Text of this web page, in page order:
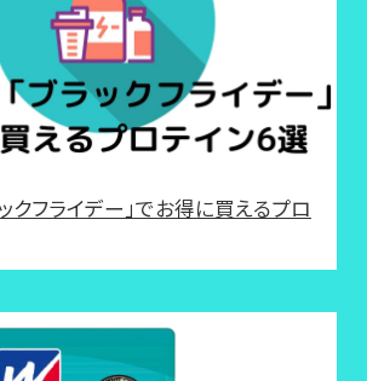
クフライデー」でお得に買えるプロ